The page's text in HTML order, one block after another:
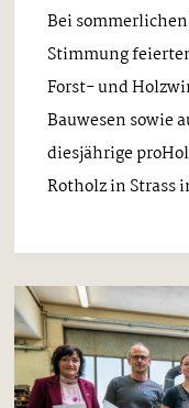
Bei
Stimmung
Forst- und
Bauwesen sowie
diesjährige
Rotholz in Strass